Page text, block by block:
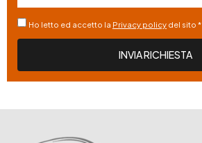
Ho letto ed accetto la Privacy policy del sito *
INVIA RICHIESTA